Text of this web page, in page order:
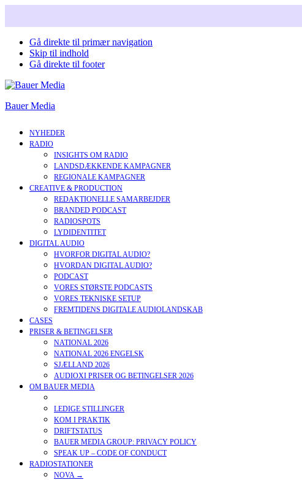
Gå direkte til primær navigation
Skip til indhold
Gå direkte til footer
Bauer Media
NYHEDER
RADIO
INSIGHTS OM RADIO
LANDSDÆKKENDE KAMPAGNER
REGIONALE KAMPAGNER
CREATIVE & PRODUCTION
REDAKTIONELLE SAMARBEJDER
BRANDED PODCAST
RADIOSPOTS
LYDIDENTITET
DIGITAL AUDIO
HVORFOR DIGITAL AUDIO?
HVORDAN DIGITAL AUDIO?
PODCAST
VORES STØRSTE PODCASTS
VORES TEKNISKE SETUP
FREMTIDENS DIGITALE AUDIOLANDSKAB
CASES
PRISER & BETINGELSER
NATIONAL 2026
NATIONAL 2026 ENGELSK
SJÆLLAND 2026
AUDIOXI PRISER OG BETINGELSER 2026
OM BAUER MEDIA
LEDIGE STILLINGER
KOM I PRAKTIK
DRIFTSTATUS
BAUER MEDIA GROUP: PRIVACY POLICY
SPEAK UP – CODE OF CONDUCT
RADIOSTATIONER
NOVA →